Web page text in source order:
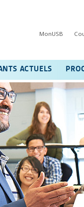
MonUSB
ACTUELS